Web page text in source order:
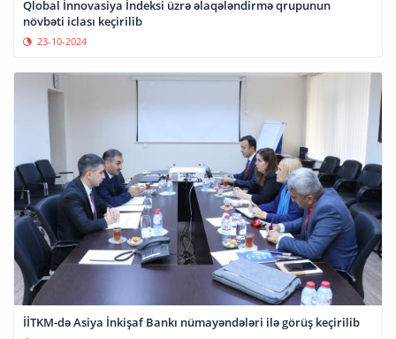
Qlobal İnnovasiya İndeksi üzrə əlaqələndirmə qrupunun
növbəti iclası keçirilib
23-10-2024
İİTKM-də Asiya İnkişaf Bankı nümayəndələri ilə görüş keçirilib